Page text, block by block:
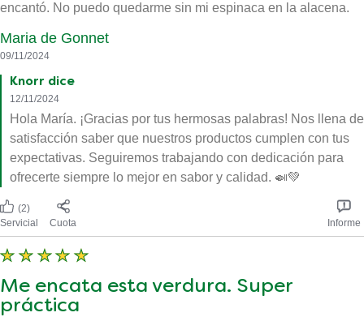
encantó. No puedo quedarme sin mi espinaca en la alacena.
Maria de Gonnet
09/11/2024
Knorr dice
12/11/2024
Hola María. ¡Gracias por tus hermosas palabras! Nos llena de
satisfacción saber que nuestros productos cumplen con tus
expectativas. Seguiremos trabajando con dedicación para
ofrecerte siempre lo mejor en sabor y calidad. 🍛💚
(2)
Servicial
Cuota Informe
Me encata esta verdura. Super
práctica